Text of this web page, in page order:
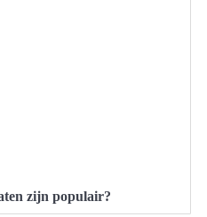
zijn populair?